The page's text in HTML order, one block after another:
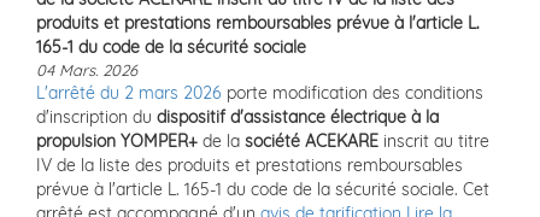
produits et prestations remboursables prévue à l'article L.
165-1 du code de la sécurité sociale
04 Mars. 2026
L'arrêté du 2 mars 2026 porte modification des conditions
d'inscription du dispositif d'assistance électrique à la
propulsion YOMPER+ de la société ACEKARE inscrit au titre
IV de la liste des produits et prestations remboursables
prévue à l'article L. 165-1 du code de la sécurité sociale. Cet